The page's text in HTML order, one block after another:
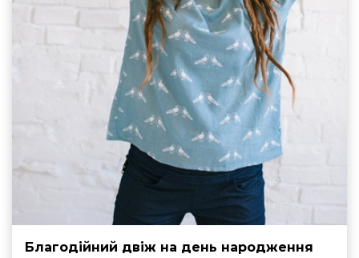
Благодійний двіж на день народження